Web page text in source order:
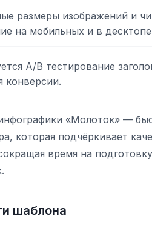
размеры изображений и
на мобильных и в
A/B тестирование
конверсии.
«Молоток» —
которая подчёркивает
время на
шаблона